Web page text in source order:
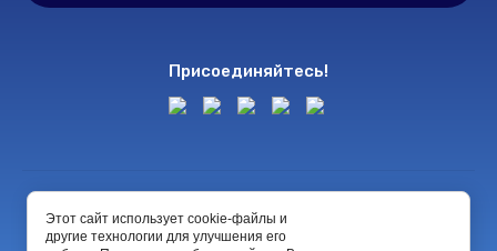
Присоединяйтесь!
© 2022 ООО "ФортонФарма"
Этот сайт использует cookie-файлы и
другие технологии для улучшения его